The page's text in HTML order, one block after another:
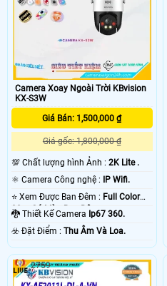
Camera Xoay Ngoài Trời KBvision
KX-S3W
Giá Bán: 1,500,000 ₫
Giá gốc: 1,800,000 ₫
💯 Chất lượng hình Ảnh : 2K Lite .
⚛️ Camera Công nghệ : IP Wifi.
⭐ Xem Được Ban Đêm : Full Color
30m Có Màu Ban Ðêm.
🐉️ Thiết Kế Camera Ip67 360.
️☣️ Đặt Điểm : Thu Âm Và Loa.
2759